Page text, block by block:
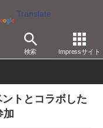
Translate
検索 Impressサイト
信 AWA
トとコラボした
加